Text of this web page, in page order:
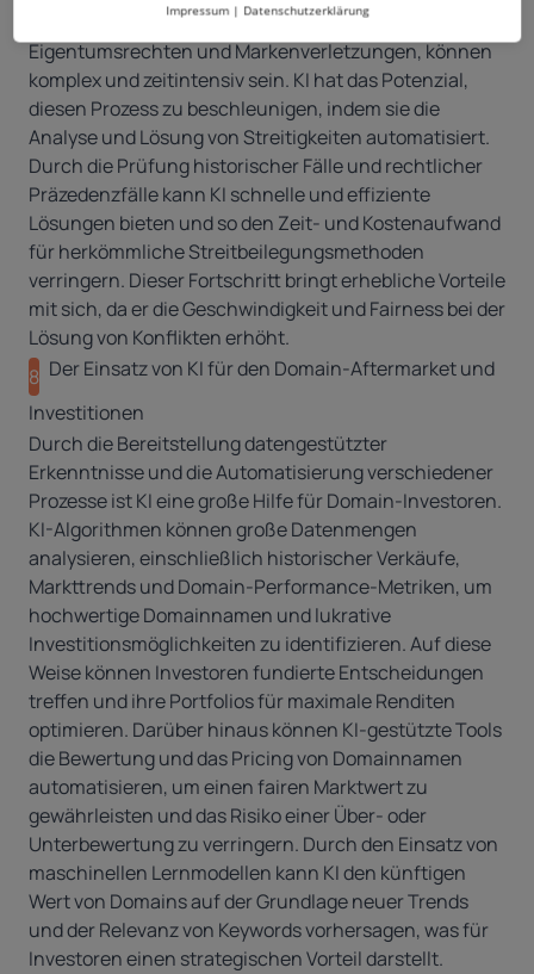
Domainstreitigkeiten, wie z. B. Fragen zu
Eigentumsrechten und Markenverletzungen, können
komplex und zeitintensiv sein. KI hat das Potenzial,
diesen Prozess zu beschleunigen, indem sie die
Analyse und Lösung von Streitigkeiten automatisiert.
Durch die Prüfung historischer Fälle und rechtlicher
Präzedenzfälle kann KI schnelle und effiziente
Lösungen bieten und so den Zeit- und Kostenaufwand
für herkömmliche Streitbeilegungsmethoden
verringern. Dieser Fortschritt bringt erhebliche Vorteile
mit sich, da er die Geschwindigkeit und Fairness bei der
Lösung von Konflikten erhöht.
8 Der Einsatz von KI für den Domain-Aftermarket und
Investitionen
Durch die Bereitstellung datengestützter
Erkenntnisse und die Automatisierung verschiedener
Prozesse ist KI eine große Hilfe für Domain-Investoren.
KI-Algorithmen können große Datenmengen
analysieren, einschließlich historischer Verkäufe,
Markttrends und Domain-Performance-Metriken, um
hochwertige Domainnamen und lukrative
Investitionsmöglichkeiten zu identifizieren. Auf diese
Weise können Investoren fundierte Entscheidungen
treffen und ihre Portfolios für maximale Renditen
optimieren. Darüber hinaus können KI-gestützte Tools
die Bewertung und das Pricing von Domainnamen
automatisieren, um einen fairen Marktwert zu
gewährleisten und das Risiko einer Über- oder
Unterbewertung zu verringern. Durch den Einsatz von
maschinellen Lernmodellen kann KI den künftigen
Wert von Domains auf der Grundlage neuer Trends
und der Relevanz von Keywords vorhersagen, was für
Investoren einen strategischen Vorteil darstellt.
Impressum | Datenschutzerklärung